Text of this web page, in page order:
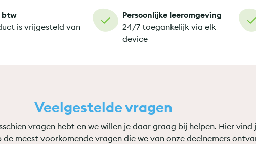
btw
is vrijgesteld van
Persoonlijke leeromgeving
24/7 toegankelijk via elk
device
Veelgestelde vragen
vragen hebt en we willen je daar graag bij helpen. Hier vind
meest voorkomende vragen die we van onze deelnemers